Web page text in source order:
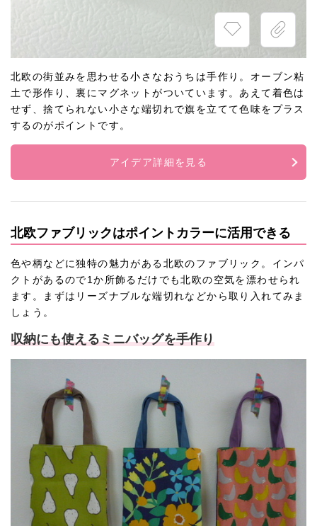
北欧の街並みを思わせる小さなおうちは手作り。オーブン粘
土で形作り、裏にマグネットがついています。あえて着色は
せず、捨てられない小さな端切れで旗を立てて色味をプラス
するのがポイントです。
アイデア詳細を見る
北欧ファブリックはポイントカラーに活用できる
色や柄などに独特の魅力がある北欧のファブリック。インパ
クトがあるので1か所飾るだけでも北欧の空気を漂わせられ
ます。まずはリーズナブルな端切れなどから取り入れてみま
しょう。
収納にも使えるミニバッグを手作り